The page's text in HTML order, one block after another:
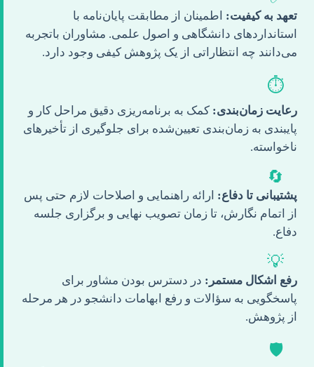
تعهد به کیفیت: اطمینان از مطابقت پایان‌نامه با
استانداردهای دانشگاهی و اصول علمی. مشاوران باتجربه
می‌دانند چه انتظاراتی از یک پژوهش کیفی وجود دارد.
⏱️
رعایت زمان‌بندی: کمک به برنامه‌ریزی دقیق مراحل کار و
پایبندی به زمان‌بندی تعیین‌شده برای جلوگیری از تأخیرهای
ناخواسته.
🔄
پشتیبانی تا دفاع: ارائه راهنمایی و اصلاحات لازم حتی پس
از اتمام نگارش، تا زمان تصویب نهایی و برگزاری جلسه
دفاع.
💡
رفع اشکال مستمر: در دسترس بودن مشاور برای
پاسخگویی به سؤالات و رفع ابهامات دانشجو در هر مرحله
از پژوهش.
🛡️